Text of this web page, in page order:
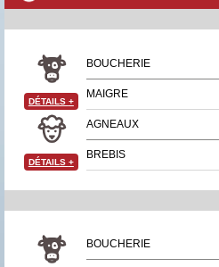
BOUCHERIE
MAIGRE
DÉTAILS +
AGNEAUX
BREBIS
DÉTAILS +
BOUCHERIE